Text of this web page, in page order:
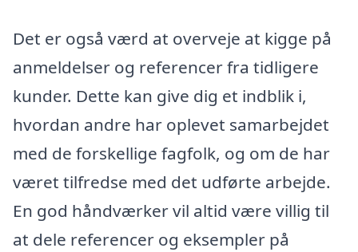
Det er også værd at overveje at kigge på
anmeldelser og referencer fra tidligere
kunder. Dette kan give dig et indblik i,
hvordan andre har oplevet samarbejdet
med de forskellige fagfolk, og om de har
været tilfredse med det udførte arbejde.
En god håndværker vil altid være villig til
at dele referencer og eksempler på